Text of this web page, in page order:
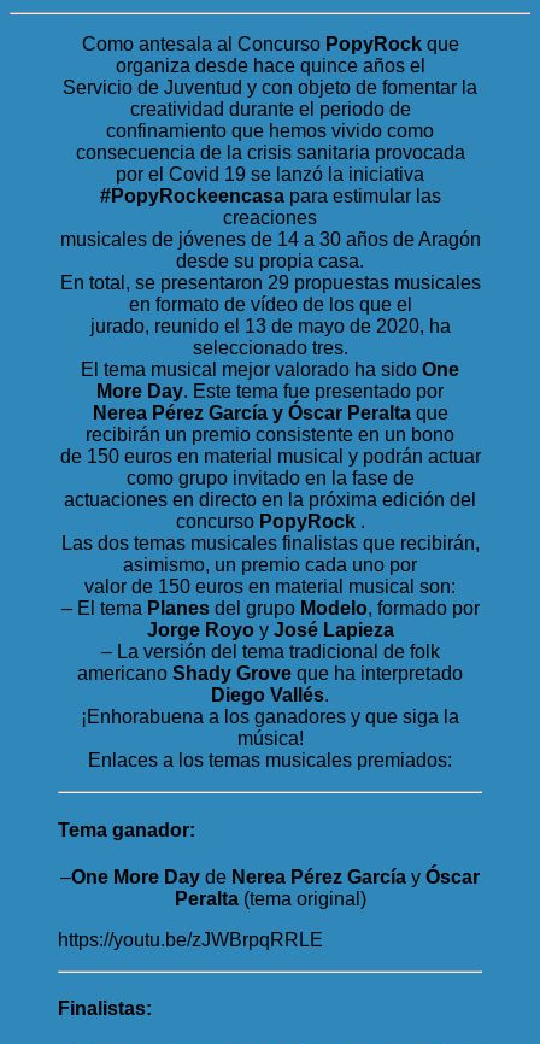
Como antesala al Concurso PopyRockque
organiza desde hace quince años el
Servicio de Juventud y con objeto de fomentar la
creatividad durante el periodo de
confinamiento que hemos vivido como
consecuencia de la crisis sanitaria provocada
por el Covid 19 se lanzó la iniciativa
#PopyRockeencasapara estimular las
creaciones
musicales de jóvenes de 14 a 30 años de Aragón
desde su propia casa.
En total, se presentaron 29 propuestas musicales
en formato de vídeo de los que el
jurado, reunido el 13 de mayo de 2020, ha
seleccionado tres.
El tema musical mejor valorado ha sido One
More Day. Este tema fue presentado por
Nerea Pérez García y Óscar Peraltaque
recibirán un premio consistente en un bono
de 150 euros en material musical y podrán actuar
como grupo invitado en la fase de
actuaciones en directo en la próxima edición del
concurso PopyRock.
Las dos temas musicales finalistas que recibirán,
asimismo, un premio cada uno por
valor de 150 euros en material musical son:
– El tema Planesdel grupo Modelo, formado por
Jorge Royoy José Lapieza
– La versión del tema tradicional de folk
americano Shady Grove que ha interpretado
Diego Vallés.
¡Enhorabuena a los ganadores y que siga la
música!
Enlaces a los temas musicales premiados:
Tema ganador:
–One More Day de Nerea Pérez García y Óscar
Peralta(tema original)
https://youtu.be/zJWBrpqRRLE
Finalistas: